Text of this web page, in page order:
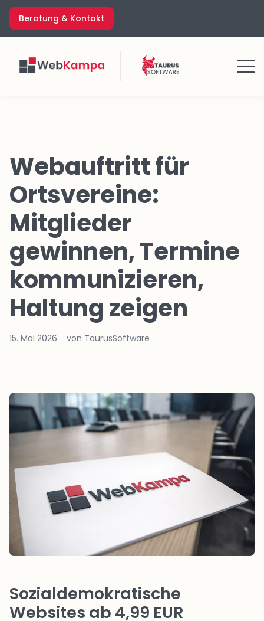
Zum
Inhalt
springen
Beratung & Kontakt
Menü
Webauftritt für
Ortsvereine:
Mitglieder
gewinnen, Termine
kommunizieren,
Haltung zeigen
15. Mai 2026 von TaurusSoftware
Sozialdemokratische
Websites ab 4,99 EUR